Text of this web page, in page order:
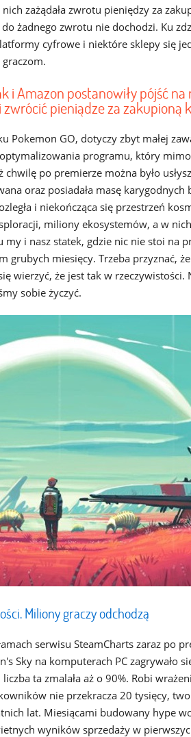
zażądała zwrotu pieniędzy za
żadnego zwrotu nie dochodzi. Ku
cyfrowe i niektóre sklepy się
i Amazon postanowiły pójść na
pieniądze za zakupioną
Pokemon GO, dotyczy zbyt małej
programu, który
po premierze można było
oraz posiadała masę karygodnych
i niekończąca się przestrzeń
miliony ekosystemów, a w
i nasz statek, gdzie nic nie stoi na
grubych miesięcy. Trzeba przyznać,
wierzyć, że jest tak w rzeczywistości.
sobie życzyć.
Miliony graczy odchodzą
serwisu SteamCharts zaraz po
Sky na komputerach PC zagrywało
ta zmalała aż o 90%. Robi
nie przekracza 20 tysięcy,
lat. Miesiącami budowany hype
wyników sprzedaży w